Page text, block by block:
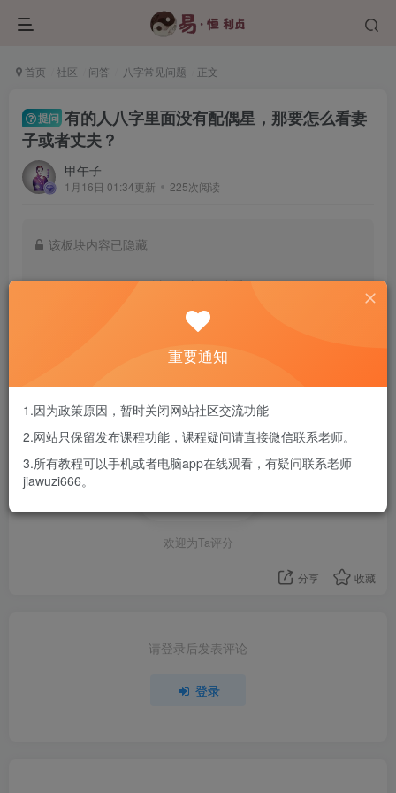
首页 社区 问答 八字常见问题 正文
提问 有的人八字里面没有配偶星，那要怎么看妻
子或者丈夫？
甲午子
1月16日 01:34更新 225次阅读
该板块内容已隐藏
以下用户组可查看
学员班及以上会员
登录
欢迎为Ta评分
分享 收藏
请登录后发表评论
登录
重要通知
1.因为政策原因，暂时关闭网站社区交流功能
2.网站只保留发布课程功能，课程疑问请直接微信联系老师。
3.所有教程可以手机或者电脑app在线观看，有疑问联系老师
jiawuzi666。